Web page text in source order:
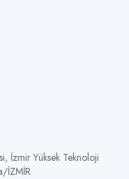
İzmir Yüksek Teknoloji
İZMİR